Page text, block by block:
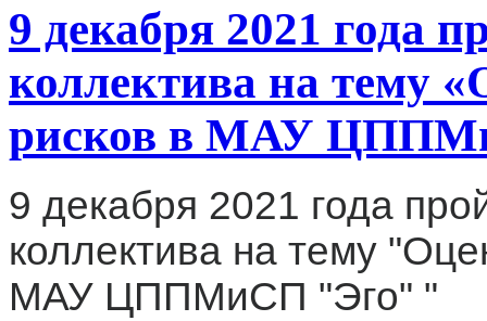
9 декабря 2021 года
коллектива на тему
рисков в МАУ
9 декабря 2021 года
коллектива на тему
МАУ ЦППМиСП "Эго" "